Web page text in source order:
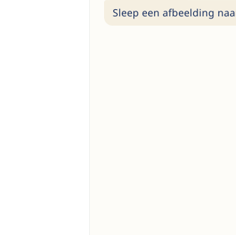
Sleep een afbeelding